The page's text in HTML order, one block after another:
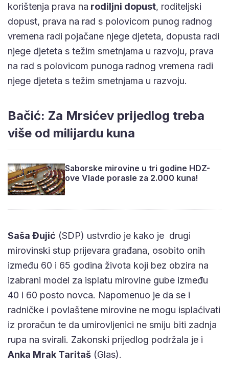
korištenja prava na rodiljni dopust, roditeljski
dopust, prava na rad s polovicom punog radnog
vremena radi pojačane njege djeteta, dopusta radi
njege djeteta s težim smetnjama u razvoju, prava
na rad s polovicom punoga radnog vremena radi
njege djeteta s težim smetnjama u razvoju.
Bačić: Za Mrsićev prijedlog treba
više od milijardu kuna
Saborske mirovine u tri godine HDZ-
ove Vlade porasle za 2.000 kuna!
Saša Đujić (SDP) ustvrdio je kako je drugi
mirovinski stup prijevara građana, osobito onih
između 60 i 65 godina života koji bez obzira na
izabrani model za isplatu mirovine gube između
40 i 60 posto novca. Napomenuo je da se i
radničke i povlaštene mirovine ne mogu isplaćivati
iz proračun te da umirovljenici ne smiju biti zadnja
rupa na svirali. Zakonski prijedlog podržala je i
Anka Mrak Taritaš (Glas).